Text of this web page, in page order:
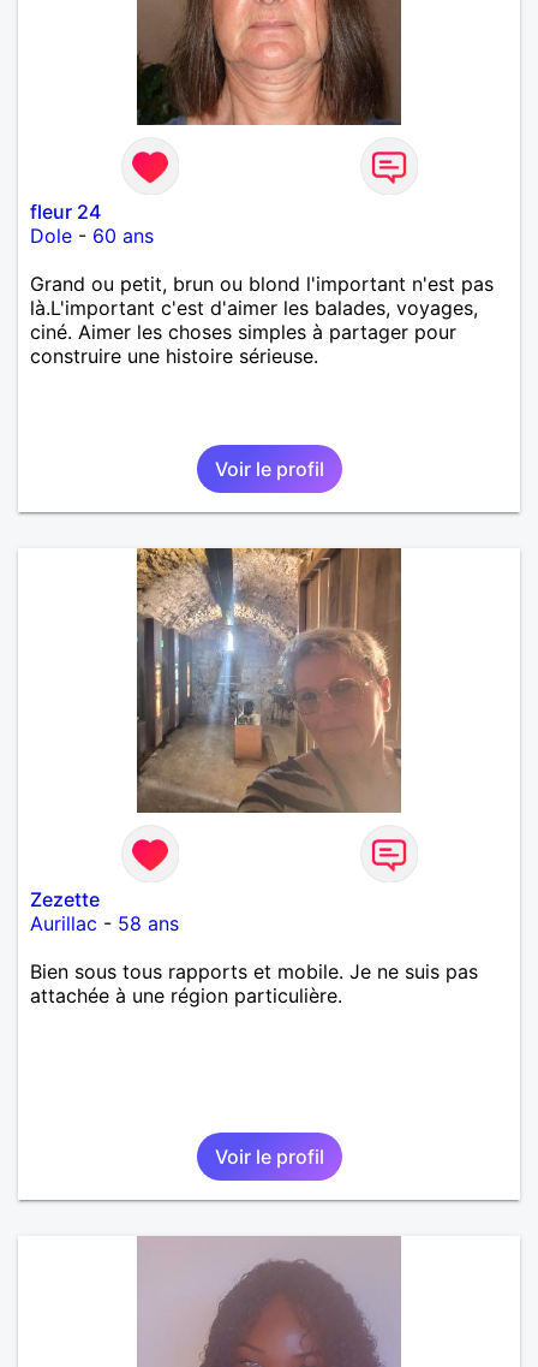
fleur 24
Dole - 60 ans
Grand ou petit, brun ou blond l'important n'est pas
là.L'important c'est d'aimer les balades, voyages,
ciné. Aimer les choses simples à partager pour
construire une histoire sérieuse.
Voir le profil
Zezette
Aurillac - 58 ans
Bien sous tous rapports et mobile. Je ne suis pas
attachée à une région particulière.
Voir le profil